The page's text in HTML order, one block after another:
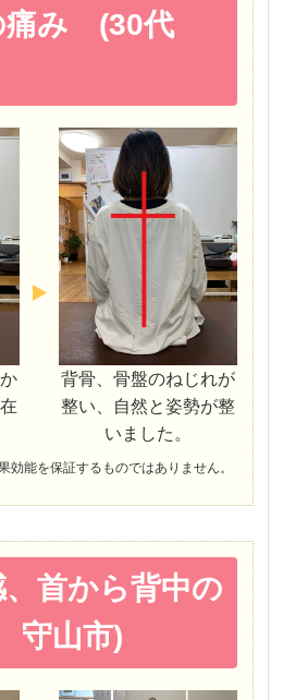
痛み (30代
背骨、骨盤のねじれが
整い、自然と姿勢が整
いました。
能を保証するものではありません。
首から背中の
守山市)